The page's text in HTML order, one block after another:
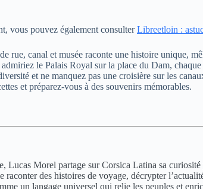
vous pouvez également consulterLibreetloin :
rue, canal et musée raconte une histoire unique,
le Palais Royal sur la place du Dam,
et ne manquez pas une croisière sur les
et préparez-vous à des souvenirs mémorables.
Lucas Morel partage sur Corsica Latina sa
raconter des histoires de voyage, décrypter
un langage universel qui relie les peuples et